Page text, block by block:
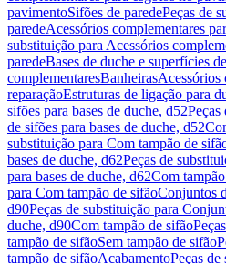
pavimentoSifões de paredePeças de
paredeAcessórios complementares
substituição para Acessórios
paredeBases de duche e superfícies
complementaresBanheirasAcessórios
reparaçãoEstruturas de ligação para
sifões para bases de duche, d52Peças
de sifões para bases de duche, d52
substituição para Com tampão de
bases de duche, d62Peças de
para bases de duche, d62Com
para Com tampão de sifãoConjuntos
d90Peças de substituição para
duche, d90Com tampão de sifão
tampão de sifãoSem tampão de sifão
tampão de sifãoAcabamentoPeças de